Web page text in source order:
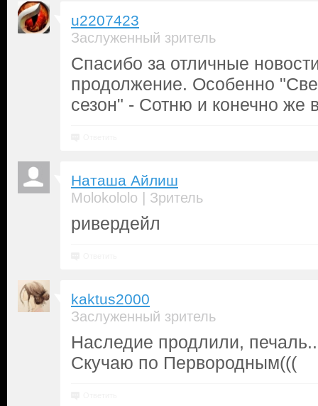
u2207423
Заслуженный зритель
Спасибо за отличные
продолжение. Особенно
сезон" - Сотню и конечно же
Наташа Айлиш
Molokololo | Зритель
ривердейл
kaktus2000
Заслуженный зритель
Наследие продлили,
Скучаю по Первородным(((